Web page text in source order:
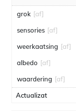
grok [af]
sensories [af]
weerkaatsing [af]
albedo [af]
waardering [af]
Actualizat